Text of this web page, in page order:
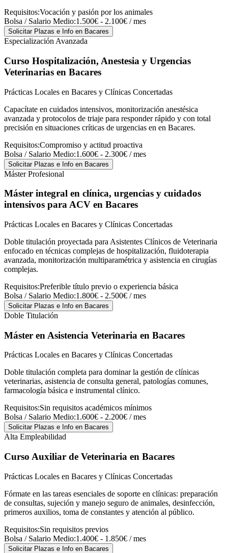
Requisitos:Vocación y pasión por los animales
Bolsa / Salario Medio:1.500€ - 2.100€ / mes
Solicitar Plazas e Info en Bacares
Especialización Avanzada
Curso Hospitalización, Anestesia y Urgencias
Veterinarias en Bacares
Prácticas Locales en Bacares y Clínicas Concertadas
Capacítate en cuidados intensivos, monitorización anestésica
avanzada y protocolos de triaje para responder rápido y con total
precisión en situaciones críticas de urgencias en en Bacares.
Requisitos:Compromiso y actitud proactiva
Bolsa / Salario Medio:1.600€ - 2.300€ / mes
Solicitar Plazas e Info en Bacares
Máster Profesional
Máster integral en clínica, urgencias y cuidados
intensivos para ACV en Bacares
Prácticas Locales en Bacares y Clínicas Concertadas
Doble titulación proyectada para Asistentes Clínicos de Veterinaria
enfocado en técnicas complejas de hospitalización, fluidoterapia
avanzada, monitorización multiparamétrica y asistencia en cirugías
complejas.
Requisitos:Preferible título previo o experiencia básica
Bolsa / Salario Medio:1.800€ - 2.500€ / mes
Solicitar Plazas e Info en Bacares
Doble Titulación
Máster en Asistencia Veterinaria en Bacares
Prácticas Locales en Bacares y Clínicas Concertadas
Doble titulación completa para dominar la gestión de clínicas
veterinarias, asistencia de consulta general, patologías comunes,
farmacología básica e instrumental clínico.
Requisitos:Sin requisitos académicos mínimos
Bolsa / Salario Medio:1.600€ - 2.200€ / mes
Solicitar Plazas e Info en Bacares
Alta Empleabilidad
Curso Auxiliar de Veterinaria en Bacares
Prácticas Locales en Bacares y Clínicas Concertadas
Fórmate en las tareas esenciales de soporte en clínicas: preparación
de consultas, sujeción y manejo seguro de animales, desinfección,
primeros auxilios, toma de constantes y atención al público.
Requisitos:Sin requisitos previos
Bolsa / Salario Medio:1.400€ - 1.850€ / mes
Solicitar Plazas e Info en Bacares